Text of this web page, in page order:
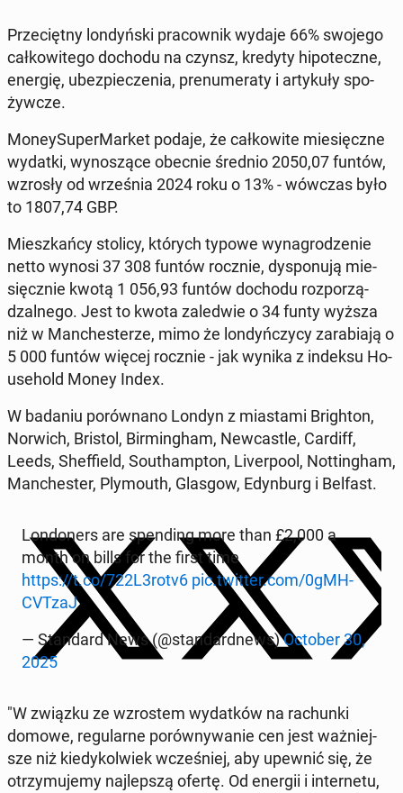
Prze­cięt­ny lon­dyń­ski pra­cow­nik wydaje 66% swojego
cał­ko­wi­te­go dochodu na czynsz, kredyty hi­po­tecz­ne,
energię, ubez­pie­cze­nia, pre­nu­me­ra­ty i ar­ty­ku­ły spo­
żyw­cze.
Mo­ney­Su­per­Mar­ket podaje, że cał­ko­wi­te mie­sięcz­ne
wydatki, wy­no­szą­ce obecnie średnio 2050,07 funtów,
wzrosły od wrze­śnia 2024 roku o 13% - wówczas było
to 1807,74 GBP.
Miesz­kań­cy stolicy, których typowe wy­na­gro­dze­nie
netto wynosi 37 308 funtów rocznie, dys­po­nu­ją mie­
sięcz­nie kwotą 1 056,93 funtów dochodu roz­po­rzą­
dzal­ne­go. Jest to kwota za­le­d­wie o 34 funty wyższa
niż w Man­che­ste­rze, mimo że lon­dyń­czy­cy za­ra­bia­ją o
5 000 funtów więcej rocznie - jak wynika z indeksu Ho­
use­hold Money Index.
W badaniu po­rów­na­no Londyn z mia­sta­mi Bri­gh­ton,
Norwich, Bristol, Bir­ming­ham, New­ca­stle, Cardiff,
Leeds, Shef­field, So­uthamp­ton, Li­ver­po­ol, Not­tin­gham,
Man­che­ster, Ply­mo­uth, Glasgow, Edyn­burg i Belfast.
Lon­do­ners are spen­ding more than £2,000 a
month on bills for the first time
https://t.co/722L3rotv6 pic.twitter.com/0gMH­
CVT­zaJ
— Stan­dard News (@stan­dard­news)October 30,
2025
"W związku ze wzro­stem wy­dat­ków na ra­chun­ki
domowe, re­gu­lar­ne po­rów­ny­wa­nie cen jest waż­niej­
sze niż kie­dy­kol­wiek wcze­śniej, aby upewnić się, że
otrzy­mu­je­my naj­lep­szą ofertę. Od energii i in­ter­ne­tu,